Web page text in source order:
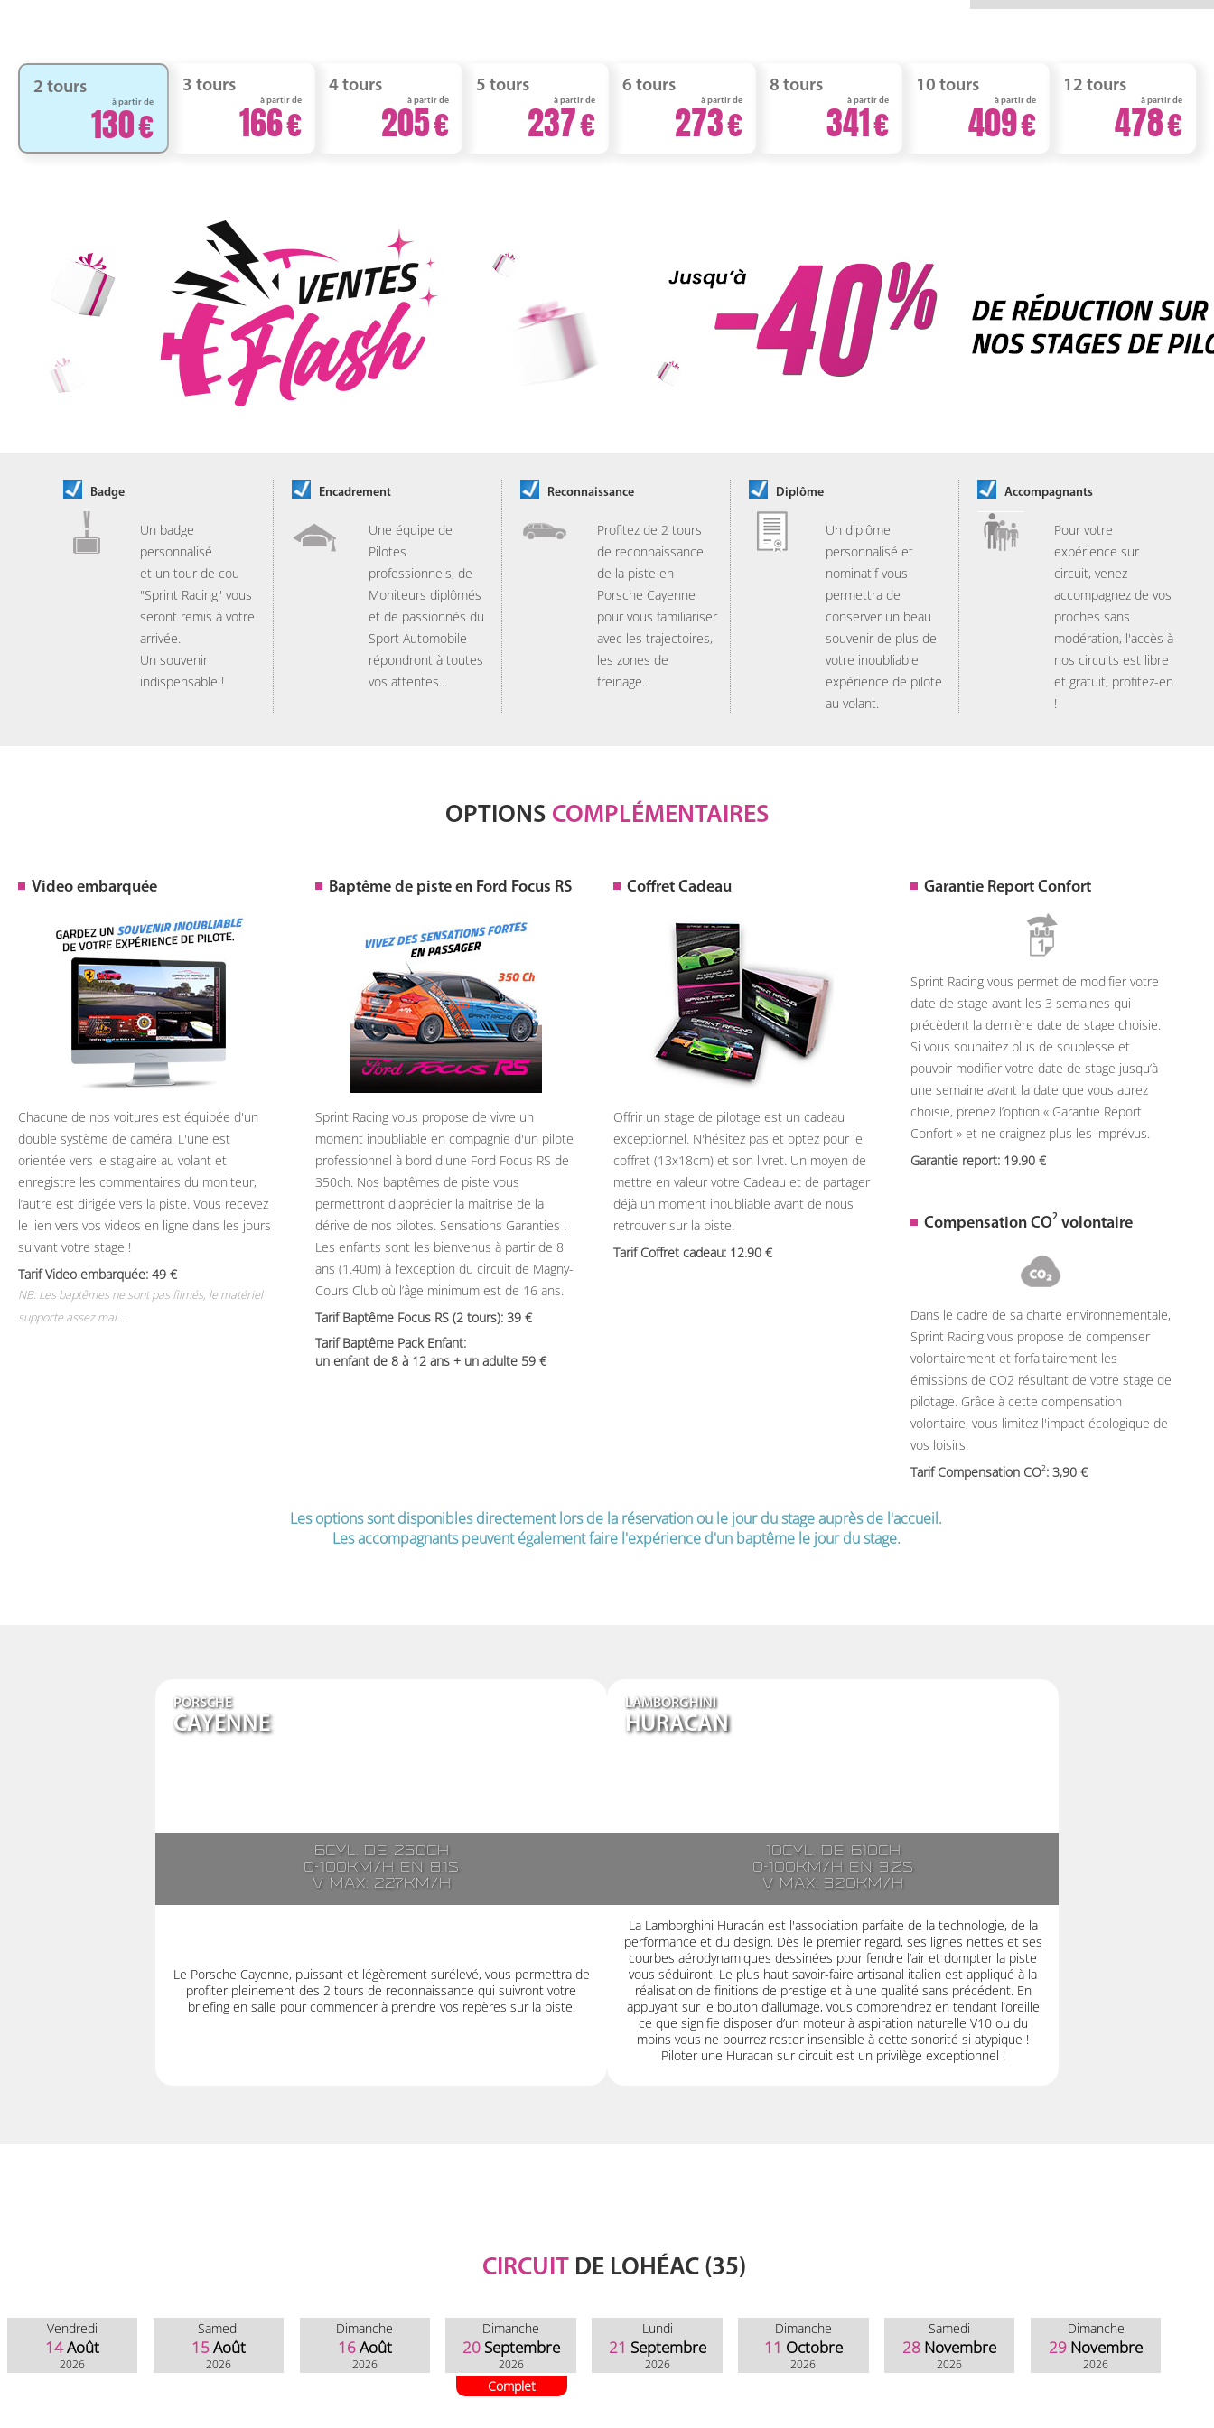
2 tours
à partir de
130
3 tours
à partir de
166
4 tours
à partir de
205
5 tours
à partir de
237
6 tours
à partir de
273
8 tours
à partir de
341
10 tours
à partir de
409
12 tours
à partir de
478
Badge
Un badge
personnalisé
et un tour de cou
"Sprint Racing" vous
seront remis à votre
arrivée.
Un souvenir
indispensable !
Encadrement
Une équipe de
Pilotes
professionnels, de
Moniteurs diplômés
et de passionnés du
Sport Automobile
répondront à toutes
vos attentes...
Reconnaissance
Profitez de 2 tours
de reconnaissance
de la piste en
Porsche Cayenne
pour vous familiariser
avec les trajectoires,
les zones de
freinage...
Diplôme
Un diplôme
personnalisé et
nominatif vous
permettra de
conserver un beau
souvenir de plus de
votre inoubliable
expérience de pilote
au volant.
Accompagnants
Pour votre
expérience sur
circuit, venez
accompagnez de vos
proches sans
modération, l'accès à
nos circuits est libre
et gratuit, profitez-en
!
OPTIONS COMPLÉMENTAIRES
Video embarquée
Chacune de nos voitures est équipée d'un
double système de caméra. L'une est
orientée vers le stagiaire au volant et
enregistre les commentaires du moniteur,
l’autre est dirigée vers la piste. Vous recevez
le lien vers vos videos en ligne dans les jours
suivant votre stage !
Tarif Video embarquée: 49
NB: Les baptêmes ne sont pas filmés, le matériel
supporte assez mal...
Baptême de piste en Ford Focus RS
Sprint Racing vous propose de vivre un
moment inoubliable en compagnie d'un pilote
professionnel à bord d'une Ford Focus RS de
350ch. Nos baptêmes de piste vous
permettront d'apprécier la maîtrise de la
dérive de nos pilotes. Sensations Garanties !
Les enfants sont les bienvenus à partir de 8
ans (1.40m) à l’exception du circuit de Magny-
Cours Club où l’âge minimum est de 16 ans.
Tarif Baptême Focus RS (2 tours): 39
Tarif Baptême Pack Enfant:
un enfant de 8 à 12 ans + un adulte 59
Coffret Cadeau
Offrir un stage de pilotage est un cadeau
exceptionnel. N'hésitez pas et optez pour le
coffret (13x18cm) et son livret. Un moyen de
mettre en valeur votre Cadeau et de partager
déjà un moment inoubliable avant de nous
retrouver sur la piste.
Tarif Coffret cadeau: 12.90
Garantie Report Confort
Sprint Racing vous permet de modifier votre
date de stage avant les 3 semaines qui
précèdent la dernière date de stage choisie.
Si vous souhaitez plus de souplesse et
pouvoir modifier votre date de stage jusqu’à
une semaine avant la date que vous aurez
choisie, prenez l’option « Garantie Report
Confort » et ne craignez plus les imprévus.
Garantie report: 19.90
Compensation CO2volontaire
Dans le cadre de sa charte environnementale,
Sprint Racing vous propose de compenser
volontairement et forfaitairement les
émissions de CO2 résultant de votre stage de
pilotage. Grâce à cette compensation
volontaire, vous limitez l'impact écologique de
vos loisirs.
Tarif Compensation CO2: 3,90
Les options sont disponibles directement lors de la réservation ou le jour du stage auprès de l'accueil.
Les accompagnants peuvent également faire l'expérience d'un baptême le jour du stage.
PORSCHE
CAYENNE
6cyl. de 250ch
0-100km/h en 8.1s
V max: 227km/h
Le Porsche Cayenne, puissant et légèrement surélevé, vous permettra de
profiter pleinement des 2 tours de reconnaissance qui suivront votre
briefing en salle pour commencer à prendre vos repères sur la piste.
LAMBORGHINI
HURACAN
10cyl. de 610ch
0-100km/h en 3.2s
V max: 320km/h
La Lamborghini Huracán est l'association parfaite de la technologie, de la
performance et du design. Dès le premier regard, ses lignes nettes et ses
courbes aérodynamiques dessinées pour fendre l’air et dompter la piste
vous séduiront. Le plus haut savoir-faire artisanal italien est appliqué à la
réalisation de finitions de prestige et à une qualité sans précédent. En
appuyant sur le bouton d’allumage, vous comprendrez en tendant l’oreille
ce que signifie disposer d’un moteur à aspiration naturelle V10 ou du
moins vous ne pourrez rester insensible à cette sonorité si atypique !
Piloter une Huracan sur circuit est un privilège exceptionnel !
CIRCUITDE LOHÉAC (35)
Vendredi
14Août
2026
Samedi
15Août
2026
Dimanche
16Août
2026
Dimanche
20 Septembre
2026
Complet
Lundi
21 Septembre
2026
Dimanche
11 Octobre
2026
Samedi
28 Novembre
2026
Dimanche
29 Novembre
2026